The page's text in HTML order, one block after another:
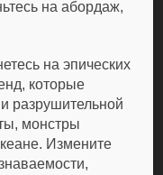
на абордаж,
на эпических
которые
разрушительной
монстры
Измените